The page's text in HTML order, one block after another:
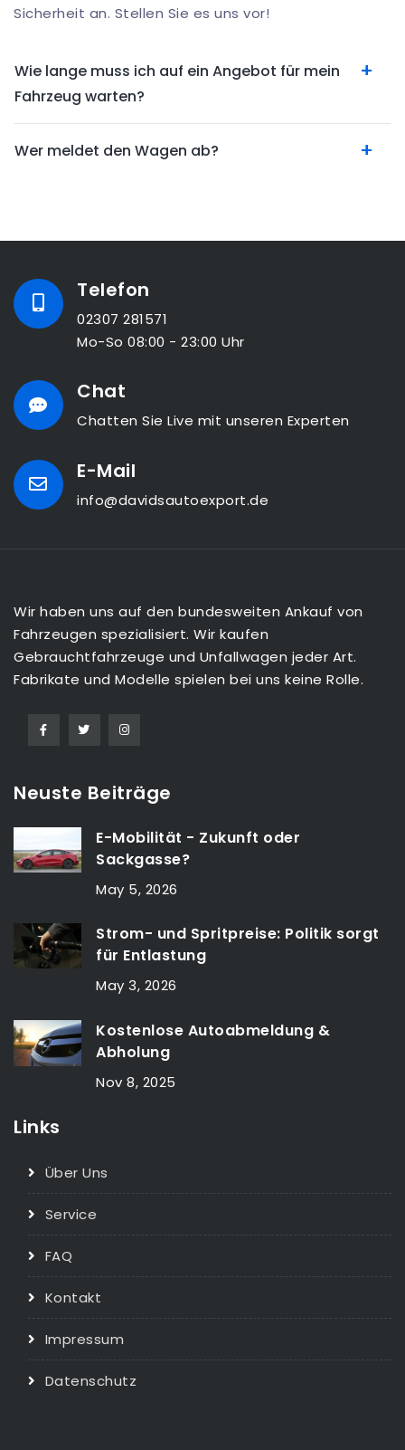
Sicherheit an. Stellen Sie es uns vor!
Wie lange muss ich auf ein Angebot für mein
Fahrzeug warten?
Wer meldet den Wagen ab?
Telefon
02307 281571
Mo-So 08:00 - 23:00 Uhr
Chat
Chatten Sie Live mit unseren Experten
E-Mail
info@davidsautoexport.de
Wir haben uns auf den bundesweiten Ankauf von
Fahrzeugen spezialisiert. Wir kaufen
Gebrauchtfahrzeuge und Unfallwagen jeder Art.
Fabrikate und Modelle spielen bei uns keine Rolle.
Neuste Beiträge
E-Mobilität - Zukunft oder
Sackgasse?
May 5, 2026
Strom- und Spritpreise: Politik sorgt
für Entlastung
May 3, 2026
Kostenlose Autoabmeldung &
Abholung
Nov 8, 2025
Links
Über Uns
Service
FAQ
Kontakt
Impressum
Datenschutz